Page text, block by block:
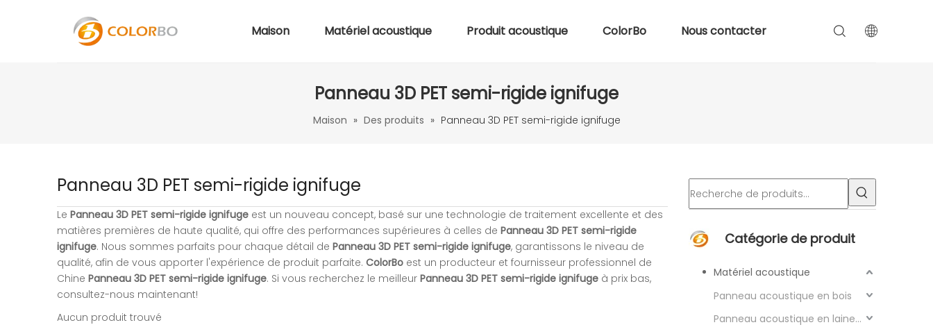
Maison Matériel acoustique Produit acoustique ColorBo Nous contacter
Panneau 3D PET semi-rigide ignifuge
Maison » Des produits » Panneau 3D PET semi-rigide ignifuge
Panneau 3D PET semi-rigide ignifuge
Le Panneau 3D PET semi-rigide ignifuge est un nouveau concept, basé sur une technologie de traitement excellente et des
matières premières de haute qualité, qui offre des performances supérieures à celles de Panneau 3D PET semi-rigide
ignifuge. Nous sommes parfaits pour chaque détail de Panneau 3D PET semi-rigide ignifuge, garantissons le niveau de
qualité, afin de vous apporter l'expérience de produit parfaite. ColorBo est un producteur et fournisseur professionnel de
Chine Panneau 3D PET semi-rigide ignifuge. Si vous recherchez le meilleur Panneau 3D PET semi-rigide ignifuge à prix bas,
consultez-nous maintenant!
Aucun produit trouvé
Catégorie de produit
Matériel acoustique
Panneau acoustique en bois
Panneau acoustique en laine de bois